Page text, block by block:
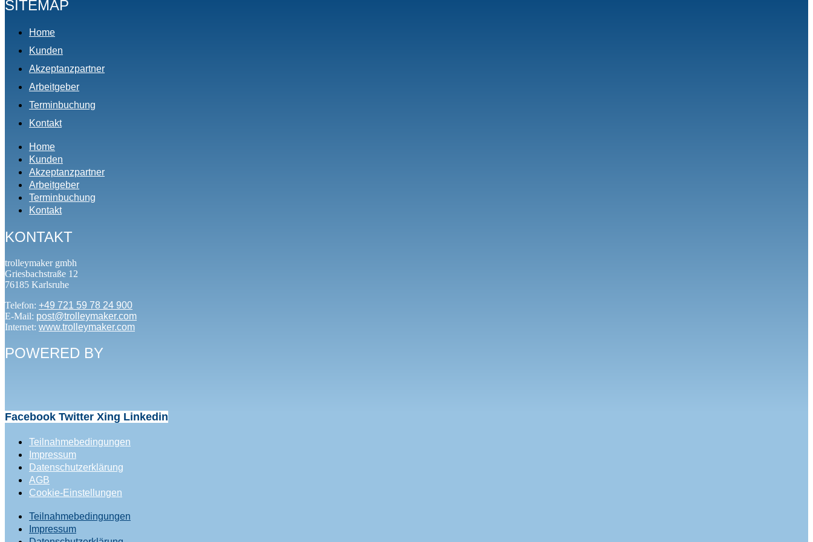
SITEMAP
Home
Kunden
Akzeptanzpartner
Arbeitgeber
Terminbuchung
Kontakt
Home
Kunden
Akzeptanzpartner
Arbeitgeber
Terminbuchung
Kontakt
KONTAKT
trolleymaker gmbh
Griesbachstraße 12
76185 Karlsruhe
Telefon: +49 721 59 78 24 900
E-Mail: post@trolleymaker.com
Internet: www.trolleymaker.com
POWERED BY
Facebook Twitter Xing Linkedin
Teilnahmebedingungen
Impressum
Datenschutzerklärung
AGB
Cookie-Einstellungen
Teilnahmebedingungen
Impressum